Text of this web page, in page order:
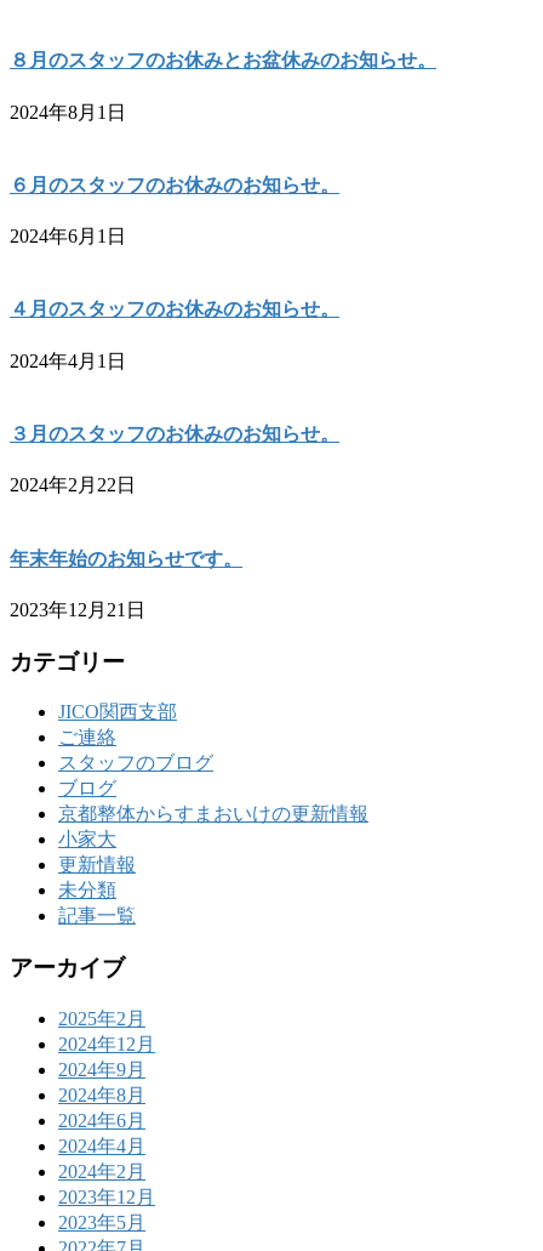
８月のスタッフのお休みとお盆休みのお知らせ。
2024年8月1日
６月のスタッフのお休みのお知らせ。
2024年6月1日
４月のスタッフのお休みのお知らせ。
2024年4月1日
３月のスタッフのお休みのお知らせ。
2024年2月22日
年末年始のお知らせです。
2023年12月21日
カテゴリー
JICO関西支部
ご連絡
スタッフのブログ
ブログ
京都整体からすまおいけの更新情報
小家大
更新情報
未分類
記事一覧
アーカイブ
2025年2月
2024年12月
2024年9月
2024年8月
2024年6月
2024年4月
2024年2月
2023年12月
2023年5月